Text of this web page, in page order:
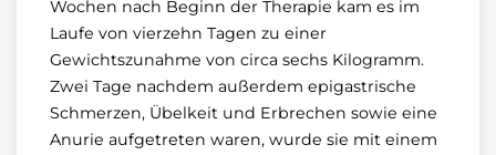
Wochen nach Beginn der Therapie kam es im
Laufe von vierzehn Tagen zu einer
Gewichtszunahme von circa sechs Kilogramm.
Zwei Tage nachdem außerdem epigastrische
Schmerzen, Übelkeit und Erbrechen sowie eine
Anurie aufgetreten waren, wurde sie mit einem